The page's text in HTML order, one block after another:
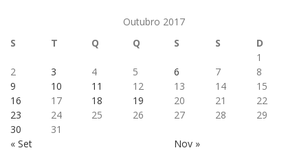
Outubro 2017
S
T Q Q S S D
« Set Nov »
1
2
3 4 5 6 7
8
9
10 11 12 13 14
15
16
17 18 19 20 21
22
23
24 25 26 27 28
29
30
31